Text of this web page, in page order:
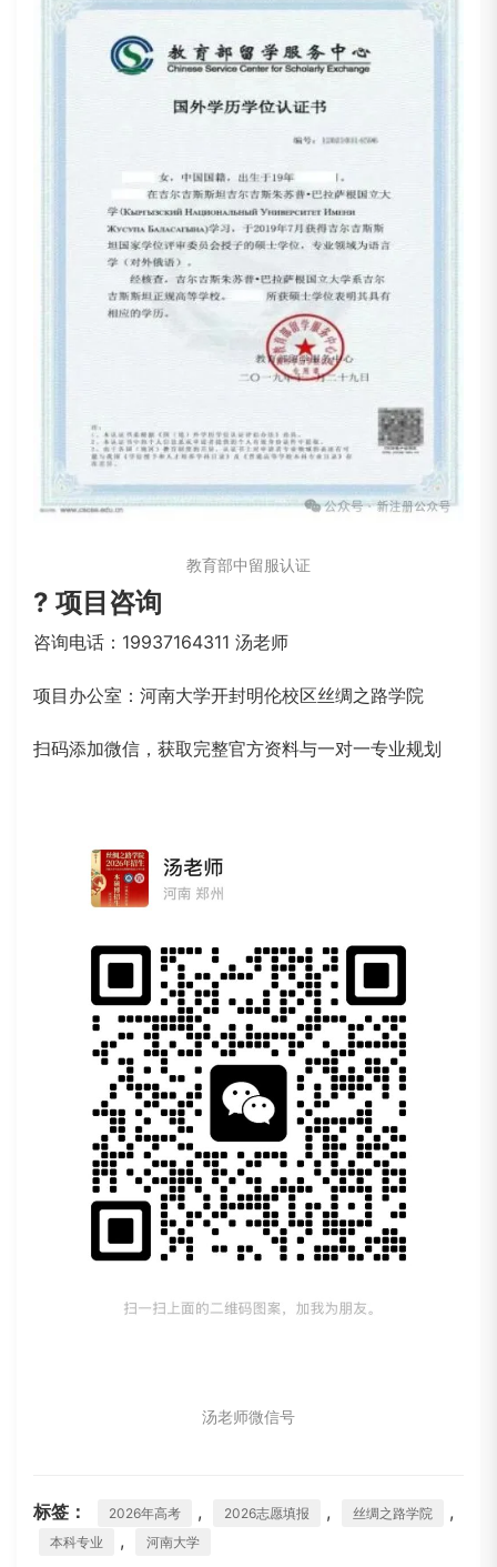
教育部中留服认证
? 项目咨询
咨询电话：19937164311 汤老师
项目办公室：河南大学开封明伦校区丝绸之路学院
扫码添加微信，获取完整官方资料与一对一专业规划
汤老师微信号
标签： 2026年高考 , 2026志愿填报 , 丝绸之路学院 ,
本科专业 , 河南大学